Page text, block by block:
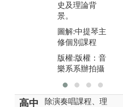
史及理論背
景。
圖解:中提琴主
修個別課程
版權:版權：音
樂系系辦拍攝
高中 除演奏唱課程、理